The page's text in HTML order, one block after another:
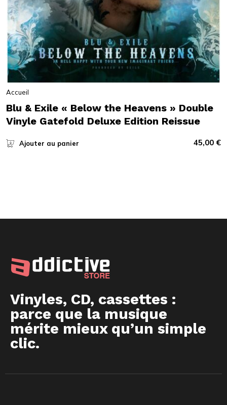
Accueil
Blu & Exile « Below the Heavens » Double
Vinyle Gatefold Deluxe Edition Reissue
Ajouter au panier 45,00 €
Vinyles, CD, cassettes :
parce que la musique
mérite mieux qu’un simple
clic.